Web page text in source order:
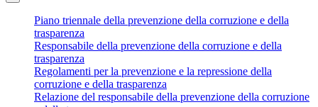
Piano triennale della prevenzione della corruzione e della
trasparenza
Responsabile della prevenzione della corruzione e della
trasparenza
Regolamenti per la prevenzione e la repressione della
corruzione e della trasparenza
Relazione del responsabile della prevenzione della corruzione